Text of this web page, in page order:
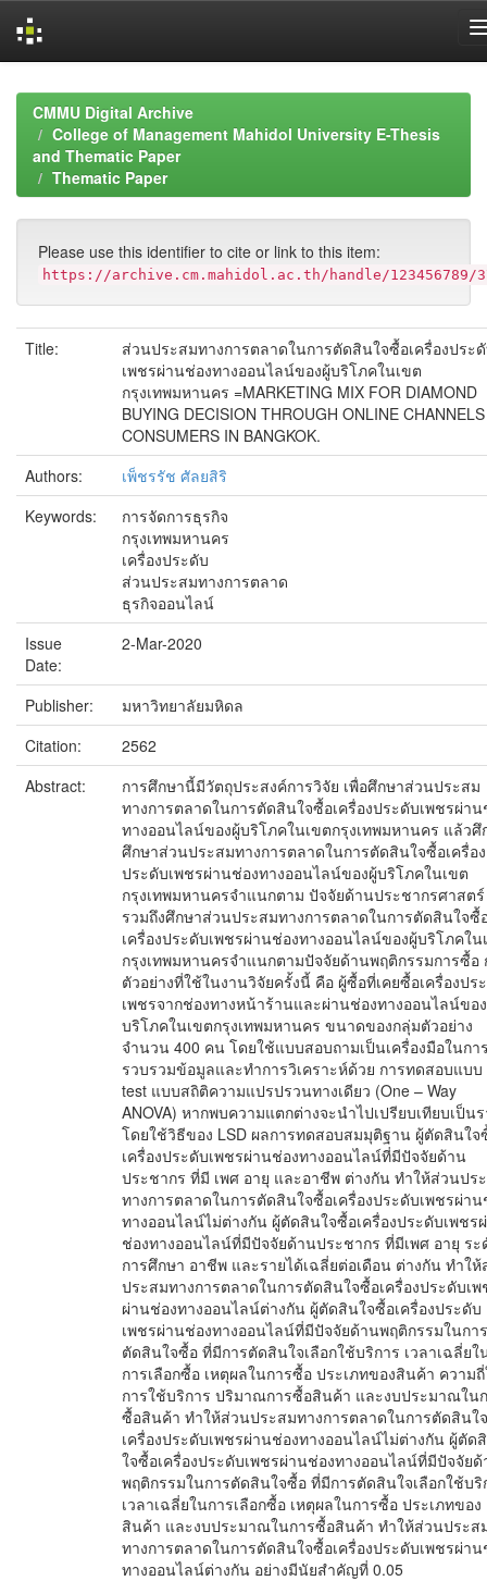
navigationCMMU Digital Archive
College of Management Mahidol University E-Thesis
and Thematic Paper
Thematic Paper
Please use this identifier to cite or link to this item:
https://archive.cm.mahidol.ac.th/handle/123456789/
Title:
ส่วนประสมทางการตลาดในการตัดสินใจซื้อเครื่องประ
เพชรผ่านช่องทางออนไลน์ของผู้บริโภคในเขต
กรุงเทพมหานคร =MARKETING MIX FOR DIAMOND
BUYING DECISION THROUGH ONLINE
CONSUMERS IN BANGKOK.
Authors:
เพ็ชรรัช ศัลยสิริ
Keywords:
การจัดการธุรกิจ
กรุงเทพมหานคร
เครื่องประดับ
ส่วนประสมทางการตลาด
ธุรกิจออนไลน์
Issue
Date:
2-Mar-2020
Publisher:
มหาวิทยาลัยมหิดล
Citation:
2562
Abstract:
การศึกษานี้มีวัตถุประสงค์การวิจัย เพื่อศึกษาส่วนประสม
ทางการตลาดในการตัดสินใจซื้อเครื่องประดับเพชรผ่าน
ทางออนไลน์ของผู้บริโภคในเขตกรุงเทพมหานคร แล้วศึ
ศึกษาส่วนประสมทางการตลาดในการตัดสินใจซื้อเครื่อง
ประดับเพชรผ่านช่องทางออนไลน์ของผู้บริโภคในเขต
กรุงเทพมหานครจำแนกตาม ปัจจัยด้านประชากรศาสตร์
รวมถึงศึกษาส่วนประสมทางการตลาดในการตัดสินใจซื้
เครื่องประดับเพชรผ่านช่องทางออนไลน์ของผู้บริโภคใน
กรุงเทพมหานครจำแนกตามปัจจัยด้านพฤติกรรมการซื้อ
ตัวอย่างที่ใช้ในงานวิจัยครั้งนี้ คือ ผู้ซื้อที่เคยซื้อเครื่องปร
เพชรจากช่องทางหน้าร้านและผ่านช่องทางออนไลน์ขอ
บริโภคในเขตกรุงเทพมหานคร ขนาดของกลุ่มตัวอย่าง
จำนวน 400 คน โดยใช้แบบสอบถามเป็นเครื่องมือในกา
รวบรวมข้อมูลและทำการวิเคราะห์ด้วย การทดสอบแบบ
test แบบสถิติความแปรปรวนทางเดียว (One – Way
ANOVA) หากพบความแตกต่างจะนำไปเปรียบเทียบเป็น
โดยใช้วิธีของ LSD ผลการทดสอบสมมุติฐาน ผู้ตัดสินใจ
เครื่องประดับเพชรผ่านช่องทางออนไลน์ที่มีปัจจัยด้าน
ประชากร ที่มี เพศ อายุ และอาชีพ ต่างกัน ทำให้ส่วนปร
ทางการตลาดในการตัดสินใจซื้อเครื่องประดับเพชรผ่าน
ทางออนไลน์ไม่ต่างกัน ผู้ตัดสินใจซื้อเครื่องประดับเพชร
ช่องทางออนไลน์ที่มีปัจจัยด้านประชากร ที่มีเพศ อายุ ระ
การศึกษา อาชีพ และรายได้เฉลี่ยต่อเดือน ต่างกัน ทำใ
ประสมทางการตลาดในการตัดสินใจซื้อเครื่องประดับเพ
ผ่านช่องทางออนไลน์ต่างกัน ผู้ตัดสินใจซื้อเครื่องประดับ
เพชรผ่านช่องทางออนไลน์ที่มีปัจจัยด้านพฤติกรรมในการ
ตัดสินใจซื้อ ที่มีการตัดสินใจเลือกใช้บริการ เวลาเฉลี่ยใ
การเลือกซื้อ เหตุผลในการซื้อ ประเภทของสินค้า ความ
การใช้บริการ ปริมาณการซื้อสินค้า และงบประมาณใน
ซื้อสินค้า ทำให้ส่วนประสมทางการตลาดในการตัดสินใ
เครื่องประดับเพชรผ่านช่องทางออนไลน์ไม่ต่างกัน ผู้ตัด
ใจซื้อเครื่องประดับเพชรผ่านช่องทางออนไลน์ที่มีปัจจัย
พฤติกรรมในการตัดสินใจซื้อ ที่มีการตัดสินใจเลือกใช้บริ
เวลาเฉลี่ยในการเลือกซื้อ เหตุผลในการซื้อ ประเภทของ
สินค้า และงบประมาณในการซื้อสินค้า ทำให้ส่วนประส
ทางการตลาดในการตัดสินใจซื้อเครื่องประดับเพชรผ่าน
ทางออนไลน์ต่างกัน อย่างมีนัยสำคัญที่ 0.05